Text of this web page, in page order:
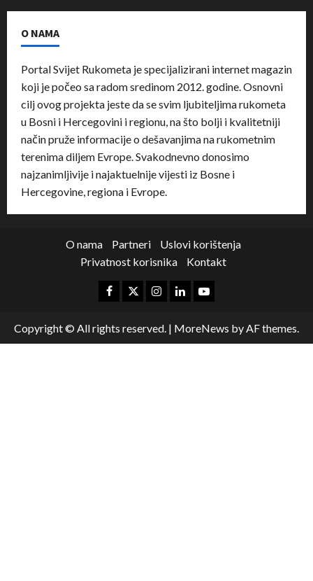
O NAMA
Portal Svijet Rukometa je specijalizirani internet magazin
koji je počeo sa radom sredinom 2012. godine. Osnovni
cilj ovog projekta jeste da se svim ljubiteljima rukometa
u Bosni i Hercegovini i regionu, na što bolji i kvalitetniji
način pruže informacije o dešavanjima na rukometnim
terenima diljem Evrope. Svakodnevno donosimo
najzanimljivije i najaktuelnije vijesti iz Bosne i
Hercegovine, regiona i Evrope.
O nama Partneri
Uslovi korištenja
Privatnost korisnika
Kontakt
Copyright © All rights reserved. | MoreNews by AF themes.